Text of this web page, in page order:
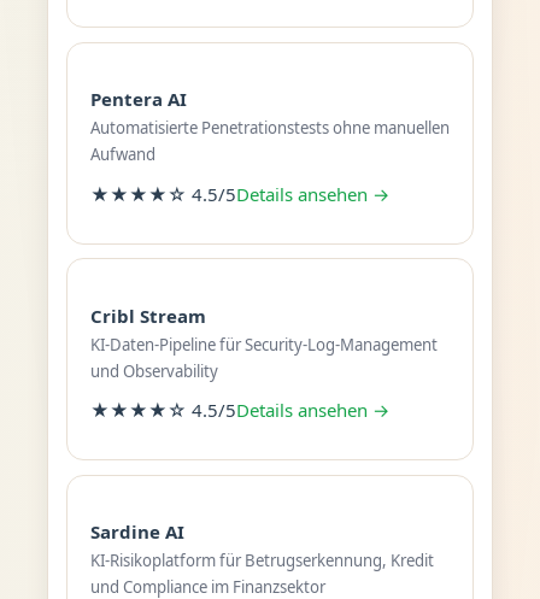
Pentera AI
Automatisierte Penetrationstests ohne manuellen
Aufwand
★★★★☆ 4.5/5Details ansehen →
Cribl Stream
KI-Daten-Pipeline für Security-Log-Management
und Observability
★★★★☆ 4.5/5Details ansehen →
Sardine AI
KI-Risikoplatform für Betrugserkennung, Kredit
und Compliance im Finanzsektor